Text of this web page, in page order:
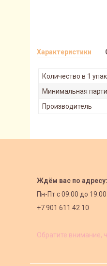
Характеристики
Количество в 1
Минимальная
Производитель
Ждём вас по адресу:
Пн-Пт с09:00 до
+7 901 611 42 10
Обратите внимание,